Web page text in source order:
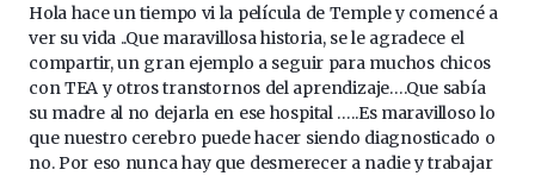
Hola hace un tiempo vi la película de Temple y comencé a
ver su vida ..Que maravillosa historia, se le agradece el
compartir, un gran ejemplo a seguir para muchos chicos
con TEA y otros transtornos del aprendizaje….Que sabía
su madre al no dejarla en ese hospital …..Es maravilloso lo
que nuestro cerebro puede hacer siendo diagnosticado o
no. Por eso nunca hay que desmerecer a nadie y trabajar